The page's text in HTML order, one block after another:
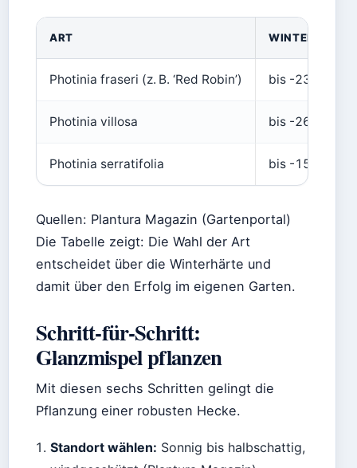
ART WINTERHÄRTE
Photinia fraseri (z. B. ‘Red Robin’) bis -23 °C
Photinia villosa bis -26 °C
Photinia serratifolia bis -15 °C
Quellen: Plantura Magazin (Gartenportal)
Die Tabelle zeigt: Die Wahl der Art
entscheidet über die Winterhärte und
damit über den Erfolg im eigenen Garten.
Schritt-für-Schritt:
Glanzmispel pflanzen
Mit diesen sechs Schritten gelingt die
Pflanzung einer robusten Hecke.
Standort wählen: Sonnig bis halbschattig,